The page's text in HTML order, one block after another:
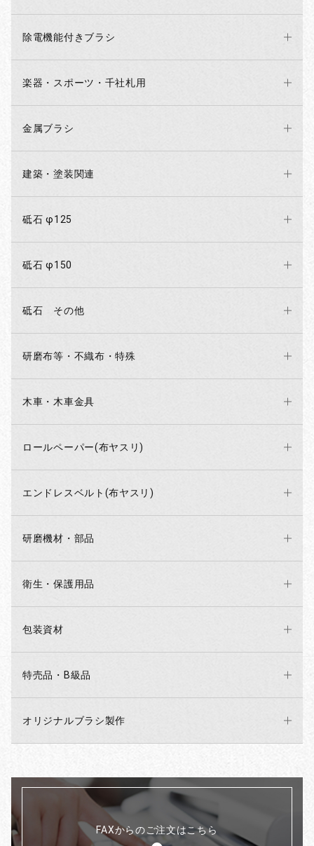
除電機能付きブラシ
楽器・スポーツ・千社札用
金属ブラシ
建築・塗装関連
砥石 φ125
砥石 φ150
砥石 その他
研磨布等・不織布・特殊
木車・木車金具
ロールペーパー(布ヤスリ)
エンドレスベルト(布ヤスリ)
研磨機材・部品
衛生・保護用品
包装資材
特売品・B級品
オリジナルブラシ製作
FAXからのご注文はこちら